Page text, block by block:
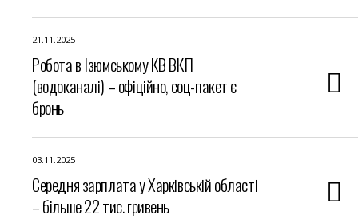
21.11.2025
Робота в Ізюмському КВ ВКП
(водоканалі) – офіційно, соц-пакет є
бронь
03.11.2025
Середня зарплата у Харківській області
– більше 22 тис. гривень